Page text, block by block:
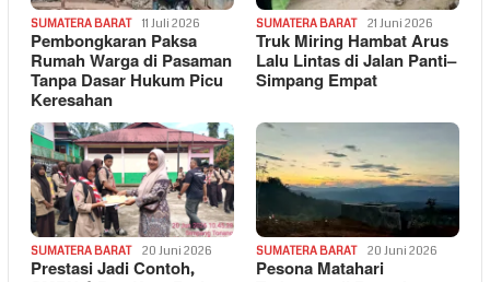
SUMATERA BARAT 11 Juli 2026
Pembongkaran Paksa
Rumah Warga di Pasaman
Tanpa Dasar Hukum Picu
Keresahan
SUMATERA BARAT 21 Juni 2026
Truk Miring Hambat Arus
Lalu Lintas di Jalan Panti–
Simpang Empat
SUMATERA BARAT 20 Juni 2026
Prestasi Jadi Contoh,
SUMATERA BARAT 20 Juni 2026
Pesona Matahari